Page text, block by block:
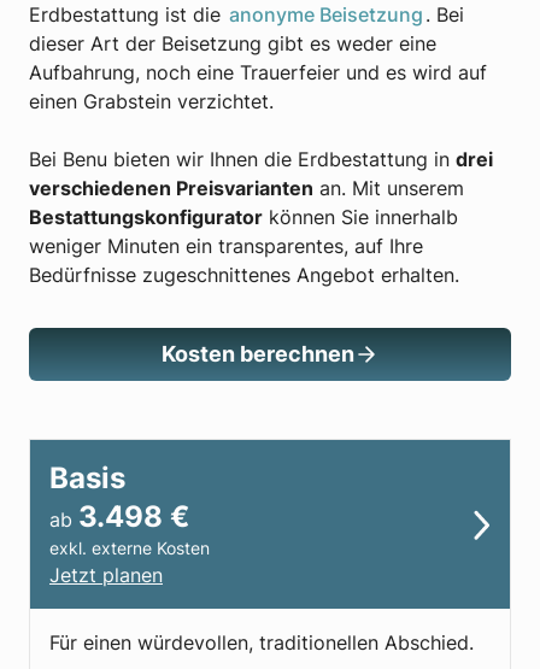
Erdbestattung ist die anonyme Beisetzung . Bei
dieser Art der Beisetzung gibt es weder eine
Aufbahrung, noch eine Trauerfeier und es wird auf
einen Grabstein verzichtet.
Bei Benu bieten wir Ihnen die Erdbestattung in drei
verschiedenen Preisvarianten an. Mit unserem
Bestattungskonfigurator können Sie innerhalb
weniger Minuten ein transparentes, auf Ihre
Bedürfnisse zugeschnittenes Angebot erhalten.
Kosten berechnen
Basis
ab 3.498 €
exkl. externe Kosten
Jetzt planen
Für einen würdevollen, traditionellen Abschied.